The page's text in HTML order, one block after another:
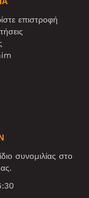
επιστροφή
συνομιλίας στο